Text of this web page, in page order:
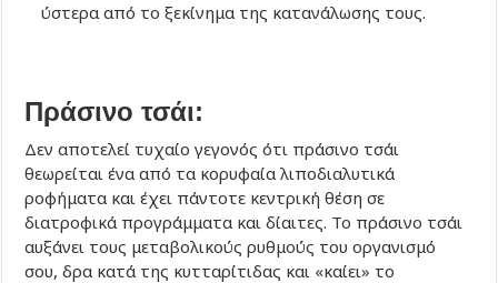
ύστερα από το ξεκίνημα της κατανάλωσης τους.
Πράσινο τσάι:
Δεν αποτελεί τυχαίο γεγονός ότι πράσινο τσάι
θεωρείται ένα από τα κορυφαία λιποδιαλυτικά
ροφήματα και έχει πάντοτε κεντρική θέση σε
διατροφικά προγράμματα και δίαιτες. Το πράσινο τσάι
αυξάνει τους μεταβολικούς ρυθμούς του οργανισμό
σου, δρα κατά της κυτταρίτιδας και «καίει» το